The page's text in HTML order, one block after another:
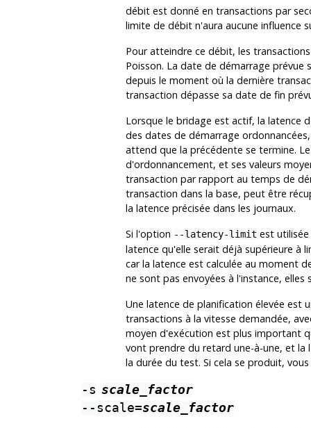
débit est donné en transactions par
limite de débit n'aura aucune influence
Pour atteindre ce débit, les
Poisson. La date de démarrage prévue
depuis le moment où la dernière
transaction dépasse sa date de fin
Lorsque le bridage est actif, la latence
des dates de démarrage
attend que la précédente se termine.
d'ordonnancement, et ses valeurs
transaction par rapport au temps de
transaction dans la base, peut être
la latence précisée dans les journaux.
Si l'option --latency-limit est
latence qu'elle serait déjà supérieure à
car la latence est calculée au moment
ne sont pas envoyées à l'instance,
Une latence de planification élevée est
transactions à la vitesse demandée,
moyen d'exécution est plus important
vont prendre du retard une-à-une, et
la durée du test. Si cela se produit,
-s scale_factor
--scale=scale_factor